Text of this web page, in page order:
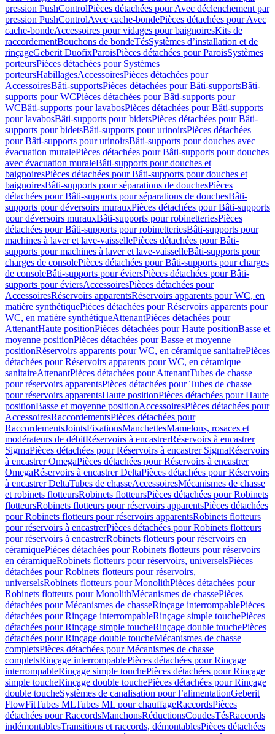
pression PushControlPièces détachées pour Avec déclenchement par
pression PushControlAvec cache-bondePièces détachées pour Avec
cache-bondeAccessoires pour vidages pour baignoiresKits de
raccordementBouchons de bondeTésSystèmes d’installation et de
rinçageGeberit DuofixParoisPièces détachées pour ParoisSystèmes
porteursPièces détachées pour Systèmes
porteursHabillagesAccessoiresPièces détachées pour
AccessoiresBâti-supportsPièces détachées pour Bâti-supportsBâti-
supports pour WCPièces détachées pour Bâti-supports pour
WCBâti-supports pour lavabosPièces détachées pour Bâti-supports
pour lavabosBâti-supports pour bidetsPièces détachées pour Bâti-
supports pour bidetsBâti-supports pour urinoirsPièces détachées
pour Bâti-supports pour urinoirsBâti-supports pour douches avec
évacuation muralePièces détachées pour Bâti-supports pour douches
avec évacuation muraleBâti-supports pour douches et
baignoiresPièces détachées pour Bâti-supports pour douches et
baignoiresBâti-supports pour séparations de douchesPièces
détachées pour Bâti-supports pour séparations de douchesBâti-
supports pour déversoirs murauxPièces détachées pour Bâti-supports
pour déversoirs murauxBâti-supports pour robinetteriesPièces
détachées pour Bâti-supports pour robinetteriesBâti-supports pour
machines à laver et lave-vaissellePièces détachées pour Bâti-
supports pour machines à laver et lave-vaisselleBâti-supports pour
charges de consolePièces détachées pour Bâti-supports pour charges
de consoleBâti-supports pour éviersPièces détachées pour Bâti-
supports pour éviersAccessoiresPièces détachées pour
AccessoiresRéservoirs apparentsRéservoirs apparents pour WC, en
matière synthétiquePièces détachées pour Réservoirs apparents pour
WC, en matière synthétiqueAttenantPièces détachées pour
AttenantHaute positionPièces détachées pour Haute positionBasse et
moyenne positionPièces détachées pour Basse et moyenne
positionRéservoirs apparents pour WC, en céramique sanitairePièces
détachées pour Réservoirs apparents pour WC, en céramique
sanitaireAttenantPièces détachées pour AttenantTubes de chasse
pour réservoirs apparentsPièces détachées pour Tubes de chasse
pour réservoirs apparentsHaute positionPièces détachées pour Haute
positionBasse et moyenne positionAccessoiresPièces détachées pour
AccessoiresRaccordementsPièces détachées pour
RaccordementsJointsFixationsManchettesMamelons, rosaces et
modérateurs de débitRéservoirs à encastrerRéservoirs à encastrer
SigmaPièces détachées pour Réservoirs à encastrer SigmaRéservoirs
à encastrer OmegaPièces détachées pour Réservoirs à encastrer
OmegaRéservoirs à encastrer DeltaPièces détachées pour Réservoirs
à encastrer DeltaTubes de chasseAccessoiresMécanismes de chasse
et robinets flotteursRobinets flotteursPièces détachées pour Robinets
flotteursRobinets flotteurs pour réservoirs apparentsPièces détachées
pour Robinets flotteurs pour réservoirs apparentsRobinets flotteurs
pour réservoirs à encastrerPièces détachées pour Robinets flotteurs
pour réservoirs à encastrerRobinets flotteurs pour réservoirs en
céramiquePièces détachées pour Robinets flotteurs pour réservoirs
en céramiqueRobinets flotteurs pour réservoirs, universelsPièces
détachées pour Robinets flotteurs pour réservoirs,
universelsRobinets flotteurs pour MonolithPièces détachées pour
Robinets flotteurs pour MonolithMécanismes de chassePièces
détachées pour Mécanismes de chasseRinçage interrompablePièces
détachées pour Rinçage interrompableRinçage simple touchePièces
détachées pour Rinçage simple toucheRinçage double touchePièces
détachées pour Rinçage double toucheMécanismes de chasse
completsPièces détachées pour Mécanismes de chasse
completsRinçage interrompablePièces détachées pour Rinçage
interrompableRinçage simple touchePièces détachées pour Rinçage
simple toucheRinçage double touchePièces détachées pour Rinçage
double toucheSystèmes de canalisation pour l’alimentationGeberit
FlowFitTubes MLTubes ML pour chauffageRaccordsPièces
détachées pour RaccordsManchonsRéductionsCoudesTésRaccords
indémontablesTransitions et raccords, démontablesPièces détachées